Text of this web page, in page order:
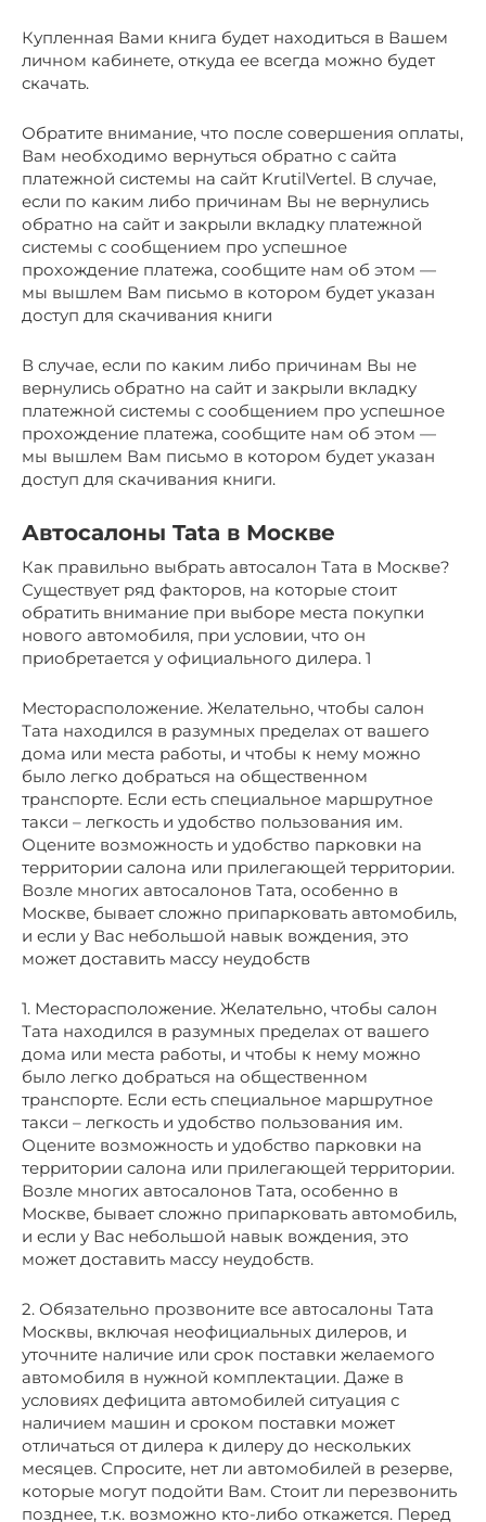
Купленная Вами книга будет находиться в Вашем
личном кабинете, откуда ее всегда можно будет
скачать.
Обратите внимание, что после совершения оплаты,
Вам необходимо вернуться обратно с сайта
платежной системы на сайт KrutilVertel. В случае,
если по каким либо причинам Вы не вернулись
обратно на сайт и закрыли вкладку платежной
системы с сообщением про успешное
прохождение платежа, сообщите нам об этом —
мы вышлем Вам письмо в котором будет указан
доступ для скачивания книги
В случае, если по каким либо причинам Вы не
вернулись обратно на сайт и закрыли вкладку
платежной системы с сообщением про успешное
прохождение платежа, сообщите нам об этом —
мы вышлем Вам письмо в котором будет указан
доступ для скачивания книги.
Автосалоны Tata в Москве
Как правильно выбрать автосалон Тата в Москве?
Существует ряд факторов, на которые стоит
обратить внимание при выборе места покупки
нового автомобиля, при условии, что он
приобретается у официального дилера. 1
Месторасположение. Желательно, чтобы салон
Тата находился в разумных пределах от вашего
дома или места работы, и чтобы к нему можно
было легко добраться на общественном
транспорте. Если есть специальное маршрутное
такси – легкость и удобство пользования им.
Оцените возможность и удобство парковки на
территории салона или прилегающей территории.
Возле многих автосалонов Тата, особенно в
Москве, бывает сложно припарковать автомобиль,
и если у Вас небольшой навык вождения, это
может доставить массу неудобств
1. Месторасположение. Желательно, чтобы салон
Тата находился в разумных пределах от вашего
дома или места работы, и чтобы к нему можно
было легко добраться на общественном
транспорте. Если есть специальное маршрутное
такси – легкость и удобство пользования им.
Оцените возможность и удобство парковки на
территории салона или прилегающей территории.
Возле многих автосалонов Тата, особенно в
Москве, бывает сложно припарковать автомобиль,
и если у Вас небольшой навык вождения, это
может доставить массу неудобств.
2. Обязательно прозвоните все автосалоны Тата
Москвы, включая неофициальных дилеров, и
уточните наличие или срок поставки желаемого
автомобиля в нужной комплектации. Даже в
условиях дефицита автомобилей ситуация с
наличием машин и сроком поставки может
отличаться от дилера к дилеру до нескольких
месяцев. Спросите, нет ли автомобилей в резерве,
которые могут подойти Вам. Стоит ли перезвонить
позднее, т.к. возможно кто-либо откажется. Перед